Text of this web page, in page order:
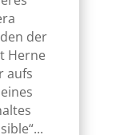
der
Herne
aufs